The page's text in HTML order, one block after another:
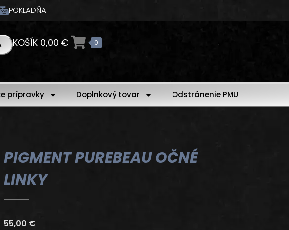
POKLADŇA
KOŠÍK 0,00 € 0
prípravky Doplnkový tovar Odstránenie PMU
PIGMENT PUREBEAU OČNÉ
LINKY
55,00 €